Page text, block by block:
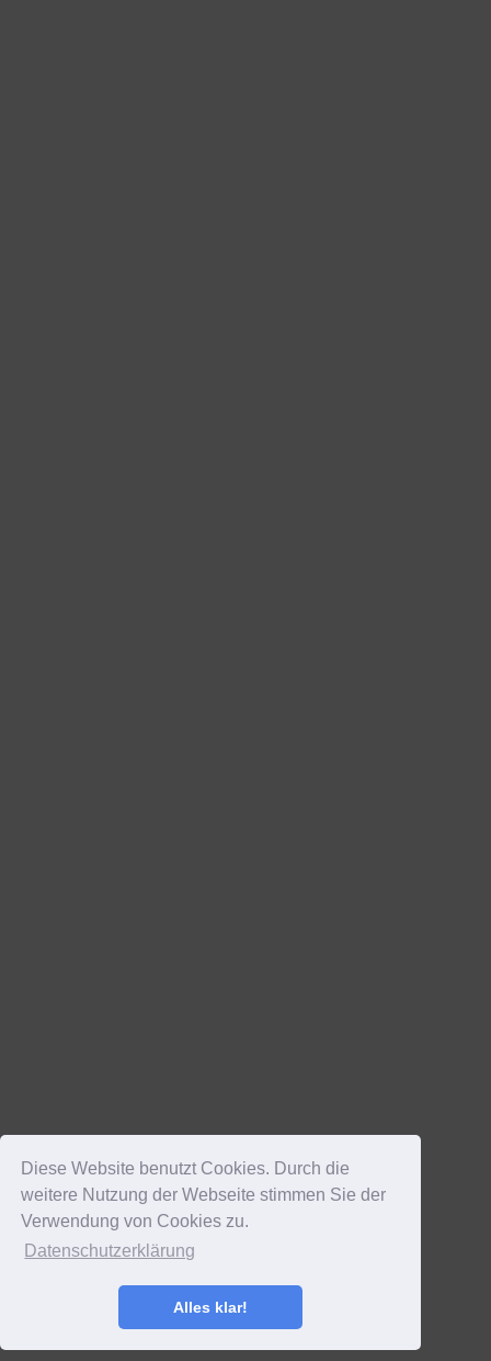
Diese Website benutzt Cookies. Durch die
weitere Nutzung der Webseite stimmen Sie der
Verwendung von Cookies zu.
Datenschutzerklärung
Alles klar!